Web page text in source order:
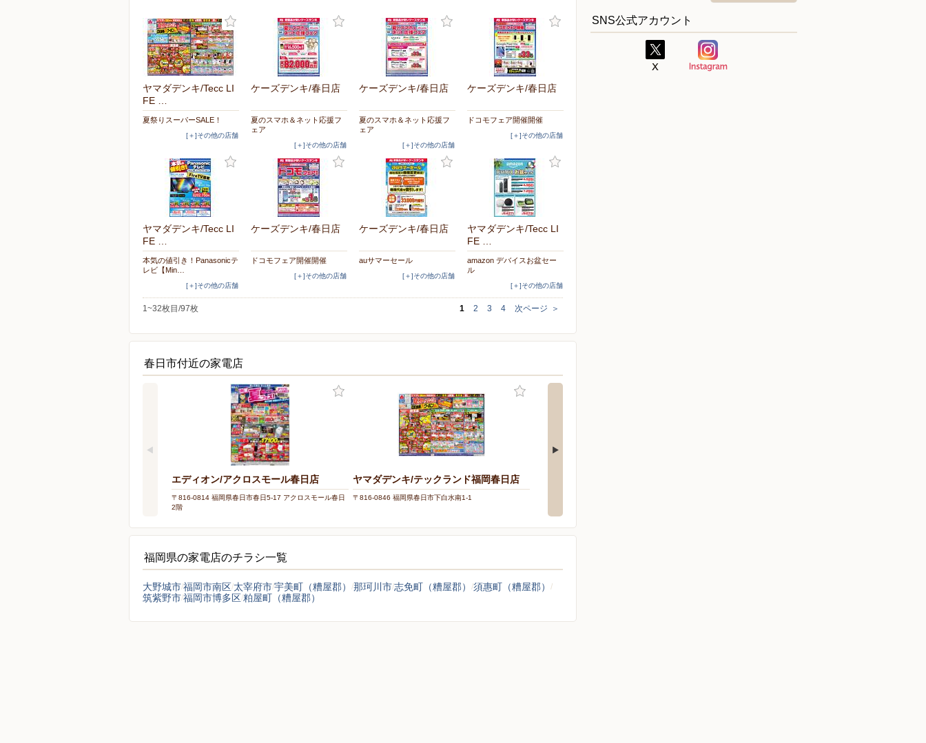
ヤマダデンキ/Tecc LI
FE …
夏祭りスーパーSALE！
[＋]その他の店舗
ケーズデンキ/春日店
夏のスマホ＆ネット応援フ
ェア
[＋]その他の店舗
ケーズデンキ/春日店
夏のスマホ＆ネット応援フ
ェア
[＋]その他の店舗
ケーズデンキ/春日店
ドコモフェア開催開催
[＋]その他の店舗
ヤマダデンキ/Tecc LI
FE …
本気の値引き！Panasonicテ
レビ【Min…
[＋]その他の店舗
ケーズデンキ/春日店
ドコモフェア開催開催
[＋]その他の店舗
ケーズデンキ/春日店
auサマーセール
[＋]その他の店舗
ヤマダデンキ/Tecc LI
FE …
amazon デバイスお盆セー
ル
[＋]その他の店舗
1~32枚目/97枚 1 2 3 4 次ページ ＞
春日市付近の家電店
エディオン/アクロスモール春日店
〒816-0814 福岡県春日市春日5-17 アクロスモール春日
2階
ヤマダデンキ/テックランド福岡春日店
〒816-0846 福岡県春日市下白水南1-1
福岡県の家電店のチラシ一覧
大野城市福岡市南区 太宰府市宇美町（糟屋郡） 那珂川市志免町（糟屋郡）
須惠町（糟屋郡）
筑紫野市福岡市博多区粕屋町（糟屋郡）
SNS公式アカウント